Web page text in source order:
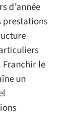
d’année
prestations
Franchir le
un